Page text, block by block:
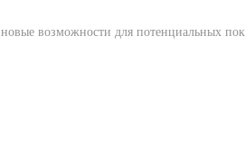
возможности для потенциальных